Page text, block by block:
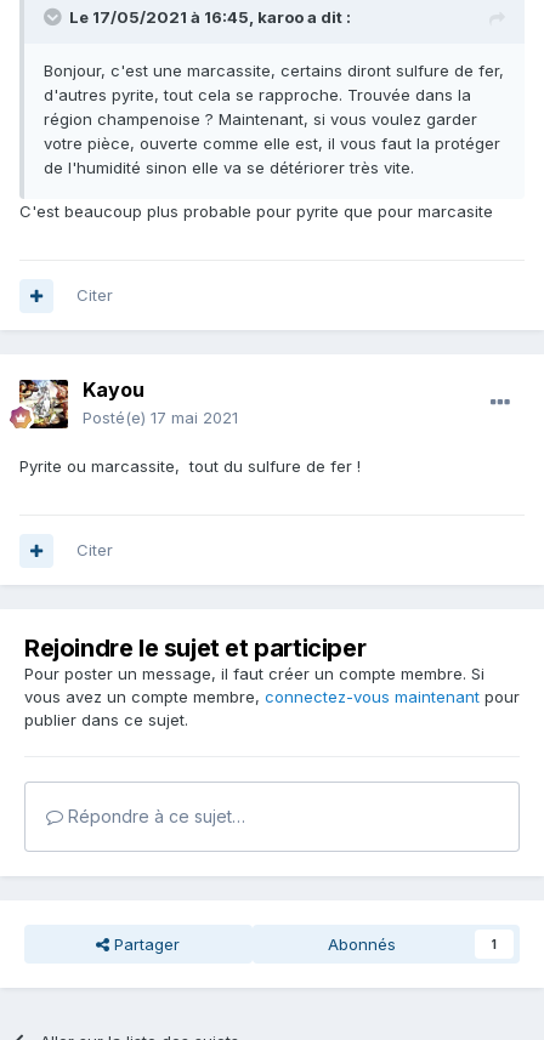
A l'extérieur : elle est plutôt lisse et ressemble à un métal
Avez-vous une idée ?
Photos en suivant ce lien
https://photos.app.goo.gl/qZfLp386nv4bjdit6
Bonne journée et merci😀
Le 17/05/2021 à 16:45, karooa dit :
Bonjour, c'est une marcassite, certains diront sulfure de fer,
d'autres pyrite, tout cela se rapproche. Trouvée dans la
région champenoise ? Maintenant, si vous voulez garder
votre pièce, ouverte comme elle est, il vous faut la protéger
de l'humidité sinon elle va se détériorer très vite.
C'est beaucoup plus probable pour pyrite que pour marcasite
Citer
Kayou
Posté(e) 17 mai 2021
Pyrite ou marcassite, tout du sulfure de fer !
Citer
Rejoindre le sujet et participer
Pour poster un message, il faut créer un compte membre. Si
vous avez un compte membre, connectez-vous maintenant pour
publier dans ce sujet.
Répondre à ce sujet…
Partager Abonnés 1